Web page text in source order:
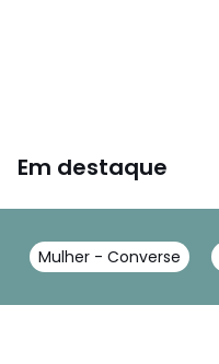
Em destaque
Mulher - Converse